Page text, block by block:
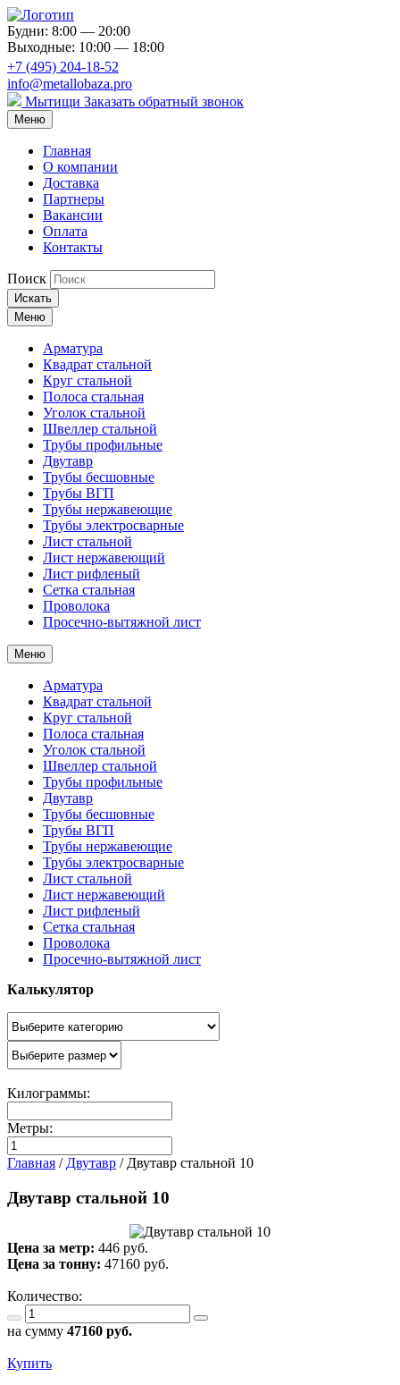
Будни: 8:00 — 20:00
Выходные: 10:00 — 18:00
+7 (495) 204-18-52
info@metallobaza.pro
Мытищи Заказать обратный звонок
Меню
Главная
О компании
Доставка
Партнеры
Вакансии
Оплата
Контакты
Поиск
Искать
Меню
Арматура
Квадрат стальной
Круг стальной
Полоса стальная
Уголок стальной
Швеллер стальной
Трубы профильные
Двутавр
Трубы бесшовные
Трубы ВГП
Трубы нержавеющие
Трубы электросварные
Лист стальной
Лист нержавеющий
Лист рифленый
Сетка стальная
Проволока
Просечно-вытяжной лист
Меню
Арматура
Квадрат стальной
Круг стальной
Полоса стальная
Уголок стальной
Швеллер стальной
Трубы профильные
Двутавр
Трубы бесшовные
Трубы ВГП
Трубы нержавеющие
Трубы электросварные
Лист стальной
Лист нержавеющий
Лист рифленый
Сетка стальная
Проволока
Просечно-вытяжной лист
Калькулятор
Килограммы:
Метры:
Главная / Двутавр / Двутавр стальной 10
Двутавр стальной 10
Цена за метр: 446 руб.
Цена за тонну: 47160 руб.
Количество:
на сумму 47160 руб.
Купить